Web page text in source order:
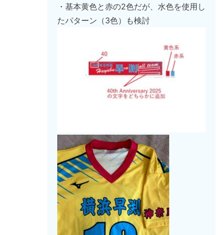
・基本黄色と赤の2色だが、水色を使用し
たパターン（3色）も検討